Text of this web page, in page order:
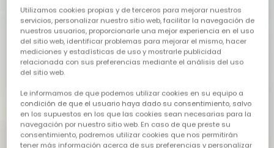
1 2 3 4 5
Utilizamos cookies propias y de terceros para mejorar nuestros
servicios, personalizar nuestro sitio web, facilitar la navegación de
nuestros usuarios, proporcionarle una mejor experiencia en el uso
del sitio web, identificar problemas para mejorar el mismo, hacer
mediciones y estadísticas de uso y mostrarle publicidad
relacionada con sus preferencias mediante el análisis del uso
del sitio web.
Le informamos de que podemos utilizar cookies en su equipo a
condición de que el usuario haya dado su consentimiento, salvo
en los supuestos en los que las cookies sean necesarias para la
navegación por nuestro sitio web. En caso de que preste su
consentimiento, podremos utilizar cookies que nos permitirán
tener más información acerca de sus preferencias y personalizar